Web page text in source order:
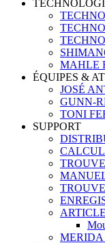
MAHLE
ÉQUIPES &
JOSÉ
GUNN-
TONI
SUPPORT
MERIDA